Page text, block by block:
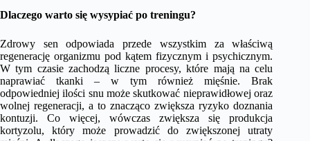
Dlaczego warto się wysypiać po treningu?
Zdrowy sen odpowiada przede wszystkim za właściwą
regenerację organizmu pod kątem fizycznym i psychicznym.
W tym czasie zachodzą liczne procesy, które mają na celu
naprawiać tkanki – w tym również mięśnie. Brak
odpowiedniej ilości snu może skutkować nieprawidłowej oraz
wolnej regeneracji, a to znacząco zwiększa ryzyko doznania
kontuzji. Co więcej, wówczas zwiększa się produkcja
kortyzolu, który może prowadzić do zwiększonej utraty